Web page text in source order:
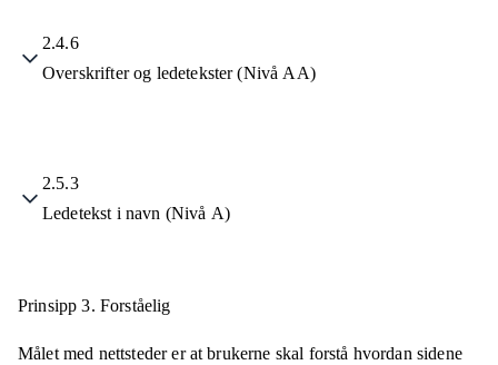
2.4.6
Overskrifter og ledetekster (Nivå AA)
2.5.3
Ledetekst i navn (Nivå A)
Prinsipp 3. Forståelig
Målet med nettsteder er at brukerne skal forstå hvordan sidene